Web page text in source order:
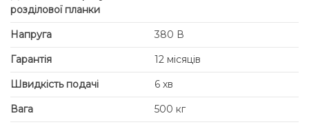
розділової планки
Напруга
380 В
Гарантія
12 місяців
Швидкість подачі
6 хв
Вага
500 кг